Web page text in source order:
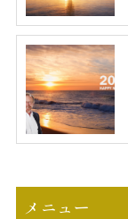
メニュー